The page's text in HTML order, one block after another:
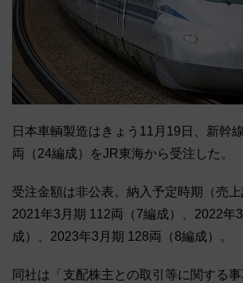
日本車輌製造はきょう11月19日、新幹
両（24編成）をJR東海から受注した。
受注金額は非公表。納入予定時期（売
2021年3月期 112両（7編成）、2022年
成）、2023年3月期 128両（8編成）。
同社は「支配株主との取引等に関する